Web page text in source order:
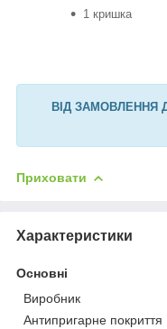
1 кришка
ВІД ЗАМОВЛЕННЯ
Приховати
Характеристики
Основні
Виробник
Антипригарне покриття